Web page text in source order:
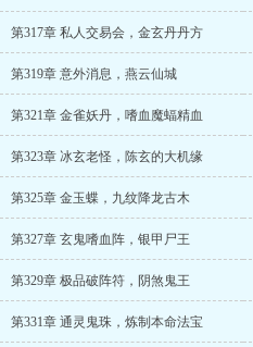
第317章 私人交易会，金玄丹丹方
第319章 意外消息，燕云仙城
第321章 金雀妖丹，嗜血魔蝠精血
第323章 冰玄老怪，陈玄的大机缘
第325章 金玉蝶，九纹降龙古木
第327章 玄鬼嗜血阵，银甲尸王
第329章 极品破阵符，阴煞鬼王
第331章 通灵鬼珠，炼制本命法宝